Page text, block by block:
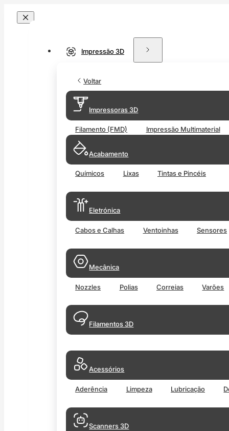
Impressão 3D
Voltar
Impressoras 3D
Filamento (FMD) Impressão Multimaterial
Acabamento
Químicos Lixas Tintas e Pincéis
Eletrónica
Cabos e Calhas Ventoinhas Sensores
Mecânica
Nozzles Polias Correias Varões
Filamentos 3D
Acessórios
Aderência Limpeza Lubricação
Scanners 3D